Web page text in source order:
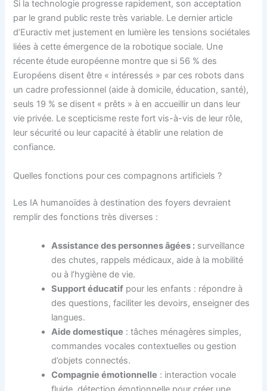
Si la technologie progresse rapidement, son acceptation
par le grand public reste très variable. Le dernier article
d’Euractiv met justement en lumière les tensions sociétales
liées à cette émergence de la robotique sociale. Une
récente étude européenne montre que si 56 % des
Européens disent être « intéressés » par ces robots dans
un cadre professionnel (aide à domicile, éducation, santé),
seuls 19 % se disent « prêts » à en accueillir un dans leur
vie privée. Le scepticisme reste fort vis-à-vis de leur rôle,
leur sécurité ou leur capacité à établir une relation de
confiance.
Quelles fonctions pour ces compagnons artificiels ?
Les IA humanoïdes à destination des foyers devraient
remplir des fonctions très diverses :
Assistance des personnes âgées : surveillance
des chutes, rappels médicaux, aide à la mobilité
ou à l’hygiène de vie.
Support éducatif pour les enfants : répondre à
des questions, faciliter les devoirs, enseigner des
langues.
Aide domestique : tâches ménagères simples,
commandes vocales contextuelles ou gestion
d’objets connectés.
Compagnie émotionnelle : interaction vocale